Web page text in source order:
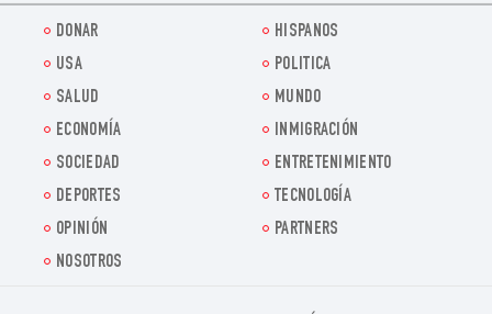
DONAR
HISPANOS
USA
POLITICA
SALUD
MUNDO
ECONOMÍA
INMIGRACIÓN
SOCIEDAD
ENTRETENIMIENTO
DEPORTES
TECNOLOGÍA
OPINIÓN
PARTNERS
NOSOTROS